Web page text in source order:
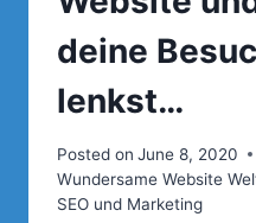
deine
lenkst…
Posted on June 8, 2020
Wundersame Website
SEO und Marketing